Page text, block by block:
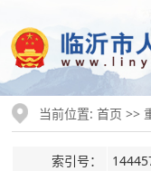
当前位置:首页 >>
索引号：